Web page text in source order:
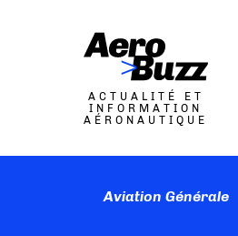
ACTUALITÉ ET
INFORMATION
AÉRONAUTIQUE
Aviation Générale